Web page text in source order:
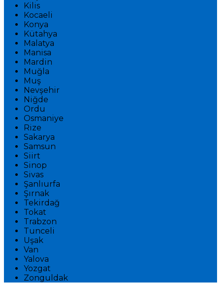
Kilis
Kocaeli
Konya
Kütahya
Malatya
Manisa
Mardin
Muğla
Muş
Nevşehir
Niğde
Ordu
Osmaniye
Rize
Sakarya
Samsun
Siirt
Sinop
Sivas
Şanlıurfa
Şırnak
Tekirdağ
Tokat
Trabzon
Tunceli
Uşak
Van
Yalova
Yozgat
Zonguldak